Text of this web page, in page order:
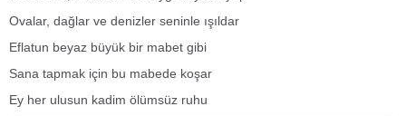
Ovalar, dağlar ve denizler seninle ışıldar
Eflatun beyaz büyük bir mabet gibi
Sana tapmak için bu mabede koşar
Ey her ulusun kadim ölümsüz ruhu